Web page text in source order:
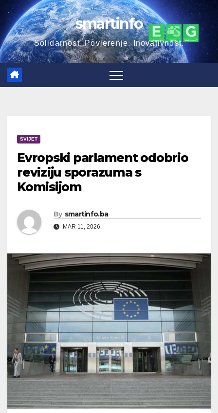
Skip
to
content
smartinfo
Solidarnost. Povjerenje. Inovativnost.
SVIJET
Evropski parlament odobrio
reviziju sporazuma s
Komisijom
By smartinfo.ba
MAR 11, 2026